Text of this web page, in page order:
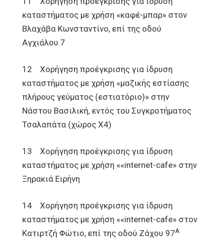
καταστήματος με χρήση «καφέ-μπαρ» στον
Βλαχάβα Κωνσταντίνο, επί της οδού
Αγχιάλου 7
12 Χορήγηση προέγκρισης για ίδρυση
καταστήματος με χρήση «μαζικής εστίασης
πλήρους γεύματος (εστιατόριο)» στην
Νάστου Βασιλική, εντός του Συγκροτήματος
Τσαλαπάτα (χώρος Χ4)
13 Χορήγηση προέγκρισης για ίδρυση
καταστήματος με χρήση ««internet-cafe» στην
Ξηρακιά Ειρήνη
14 Χορήγηση προέγκρισης για ίδρυση
καταστήματος με χρήση ««internet-cafe» στον
Κατιρτζή Φώτιο, επί της οδού Ζάχου 97Α